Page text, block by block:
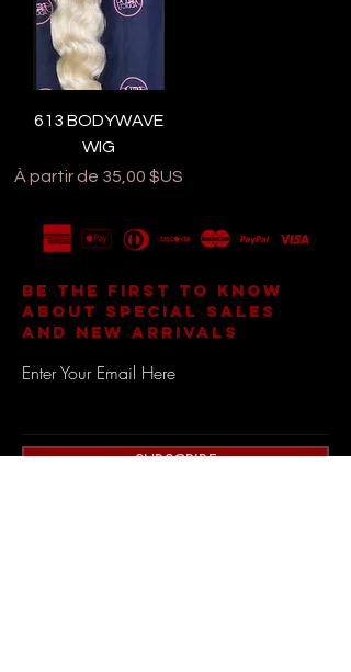
613 BODYWAVE
WIG
À partir de 35,00 $US
Prix promotionnel
BE THE FIRST TO KNOW
ABOUT SPECIAL SALES
AND NEW ARRIVALS
Enter Your Email Here
SUBSCRIBE